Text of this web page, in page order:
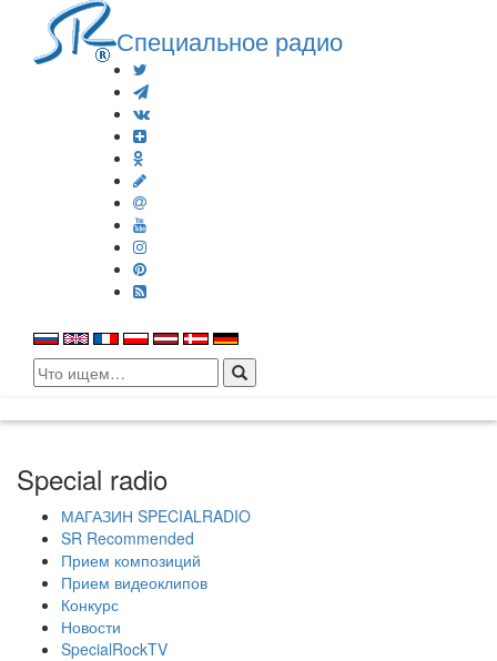
Специальное радио
Search
for:
Special radio
МАГАЗИН SPECIALRADIO
SR Recommended
Прием композиций
Прием видеоклипов
Конкурс
Новости
SpecialRockTV